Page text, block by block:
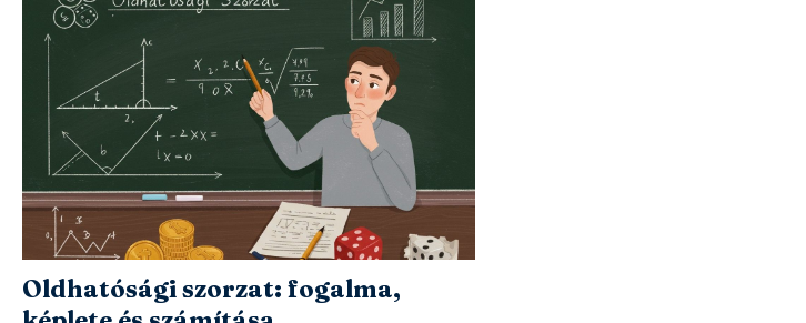
Oldhatósági szorzat: fogalma,